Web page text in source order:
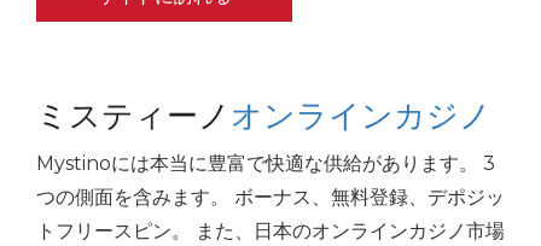
ミスティーノ オンラインカジノ
Mystinoには本当に豊富で快適な供給があります。 3
つの側面を含みます。 ボーナス、無料登録、デポジッ
トフリースピン。 また、日本のオンラインカジノ市場